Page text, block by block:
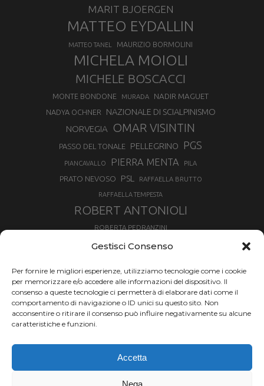
Gestisci Consenso
Per fornire le migliori esperienze, utilizziamo tecnologie come i cookie
per memorizzare e/o accedere alle informazioni del dispositivo. Il
consenso a queste tecnologie ci permetterà di elaborare dati come il
comportamento di navigazione o ID unici su questo sito. Non
acconsentire o ritirare il consenso può influire negativamente su alcune
caratteristiche e funzioni.
Accetta
Nega
MARIT BJOERGEN
MATTEO EYDALLIN
MATTEO TANEL MAURIZIO BORMOLINI
MICHELA MOIOLI
MICHELE BOSCACCI
MONTE BONDONE MURADA NADIR MAGUET
NADYA OCHNER
NAZIONALE DI SCIALPINISMO
NORVEGIA
OMAR VISINTIN
PASSO DEL TONALE PELLEGRINO PGS
PIANCAVALLO PIERRA MENTA PILA
PRATO NEVOSO PSL RAFFAELLA BRUTTO
RAFFAELLA TEMPESTA
ROBERT ANTONIOLI
ROBERTA PEDRANZINI
ROLAND FISCHNALLER
SIMONE DEROMEDIS SKIALPDEIPARCHI SKICROSS
SLOPESTYLE SNOWBOARD
SNOWBOARDCROSS SPRINT
THERESE JOHAUG
TRANSCAVALLO TROFEO MEZZALAMA
VAL DI FIEMME